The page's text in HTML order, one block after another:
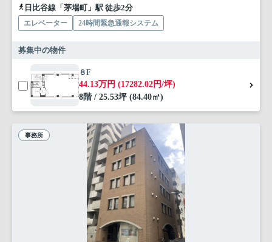
日比谷線「茅場町」駅 徒歩2分
エレベーター 24時間緊急通報システム
募集中の物件
８F
44.13万円 (17282.02円/坪)
8階 / 25.53坪 (84.40㎡)
事務所